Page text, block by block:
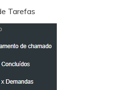
Tarefas